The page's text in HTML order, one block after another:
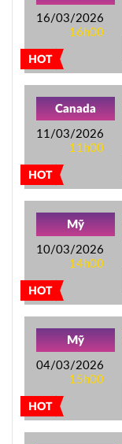
HOT
16/03/2026
16h00
HOT
Canada
11/03/2026
11h00
HOT
Mỹ
10/03/2026
14h00
HOT
Mỹ
04/03/2026
15h00